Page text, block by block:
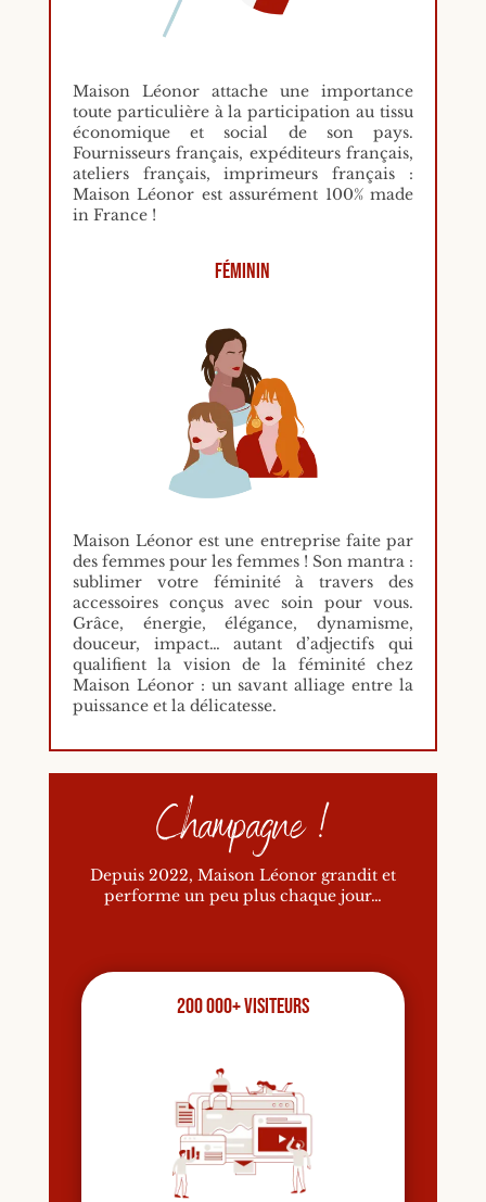
Maison Léonor attache une importance
toute particulière à la participation au tissu
économique et social de son pays.
Fournisseurs français, expéditeurs français,
ateliers français, imprimeurs français :
Maison Léonor est assurément 100% made
in France !
Féminin
Maison Léonor est une entreprise faite par
des femmes pour les femmes ! Son mantra :
sublimer votre féminité à travers des
accessoires conçus avec soin pour vous.
Grâce, énergie, élégance, dynamisme,
douceur, impact… autant d’adjectifs qui
qualifient la vision de la féminité chez
Maison Léonor : un savant alliage entre la
puissance et la délicatesse.
Champagne !
Depuis 2022, Maison Léonor grandit et
performe un peu plus chaque jour…
200 000+ visiteurs